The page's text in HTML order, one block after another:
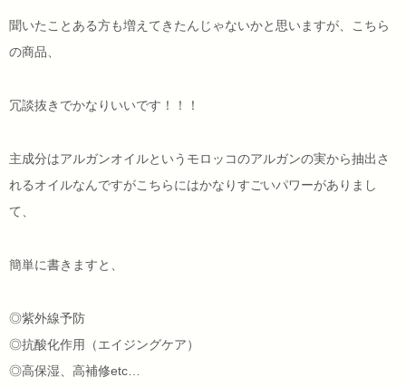
聞いたことある方も増えてきたんじゃないかと思いますが、こちら
の商品、
冗談抜きでかなりいいです！！！
主成分はアルガンオイルというモロッコのアルガンの実から抽出さ
れるオイルなんですがこちらにはかなりすごいパワーがありまし
て、
簡単に書きますと、
◎紫外線予防
◎抗酸化作用（エイジングケア）
◎高保湿、高補修etc…